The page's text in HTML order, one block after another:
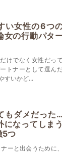
い女性の6つ
女の行動パタ
けでなく女性だって
トナーとして選ん
すいかど...
もダメだった…
になってしまう
5つ
ーと出会うために、